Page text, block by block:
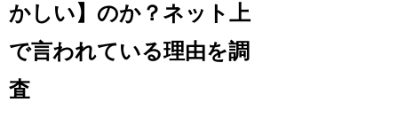
かしい】のか？ネット上
で言われている理由を調
査